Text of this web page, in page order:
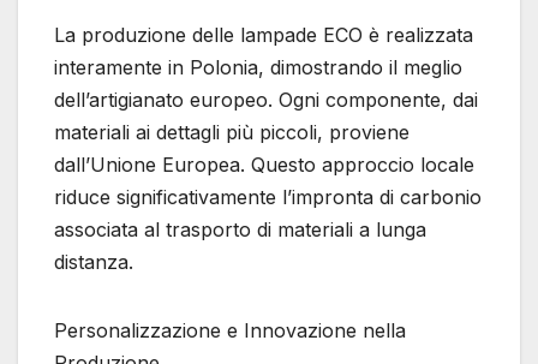
La produzione delle lampade ECO è realizzata
interamente in Polonia, dimostrando il meglio
dell’artigianato europeo. Ogni componente, dai
materiali ai dettagli più piccoli, proviene
dall’Unione Europea. Questo approccio locale
riduce significativamente l’impronta di carbonio
associata al trasporto di materiali a lunga
distanza.
Personalizzazione e Innovazione nella